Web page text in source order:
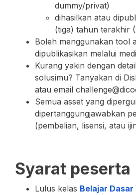
dummy/privat)
dihasilkan atau
(tiga) tahun terakhir
Boleh menggunakan tool
dipublikasikan melalui
Kurang yakin dengan
solusimu? Tanyakan di
atau email
Semua asset yang
dipertanggungjawabkan
(pembelian, lisensi, atau
Syarat peserta
Lulus kelas Belajar